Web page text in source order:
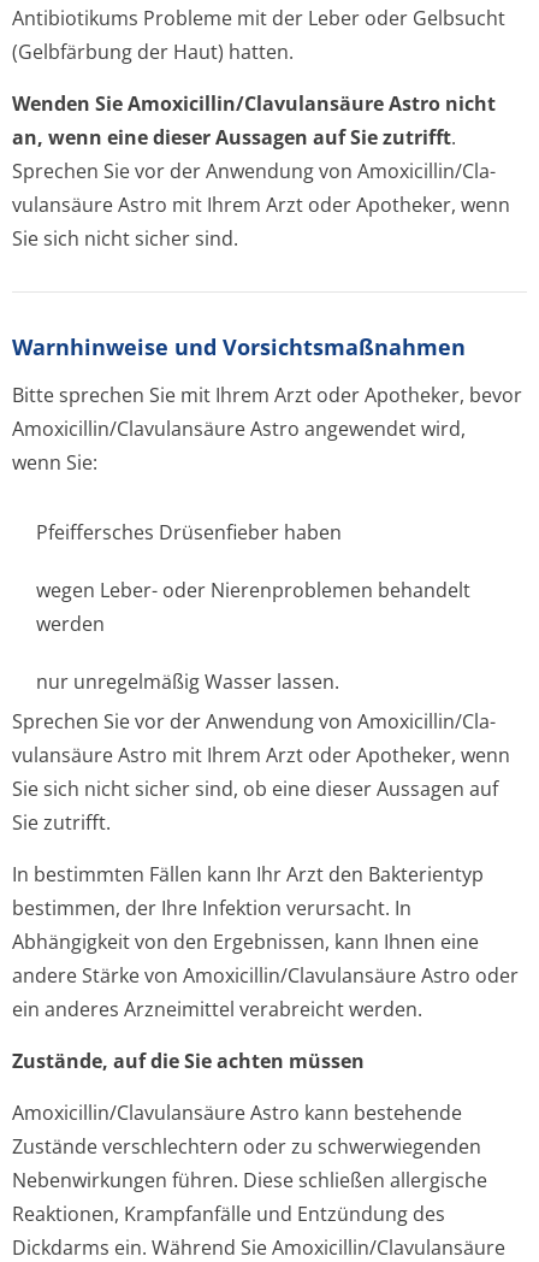
Antibiotikums Probleme mit der Leber oder Gelbsucht
(Gelbfärbung der Haut) hatten.
Wenden Sie Amoxicillin/Cla­vulansäure Astro nicht
an, wenn eine dieser Aussagen auf Sie zutrifft.
Sprechen Sie vor der Anwendung von Amoxicillin/Cla­
vulansäure Astro mit Ihrem Arzt oder Apotheker, wenn
Sie sich nicht sicher sind.
Warnhinweise und Vorsichtsmaßnahmen
Bitte sprechen Sie mit Ihrem Arzt oder Apotheker, bevor
Amoxicillin/Cla­vulansäure Astro angewendet wird,
wenn Sie:
Pfeiffersches Drüsenfieber haben
wegen Leber- oder Nierenproblemen behandelt
werden
nur unregelmäßig Wasser lassen.
Sprechen Sie vor der Anwendung von Amoxicillin/Cla­
vulansäure Astro mit Ihrem Arzt oder Apotheker, wenn
Sie sich nicht sicher sind, ob eine dieser Aussagen auf
Sie zutrifft.
In bestimmten Fällen kann Ihr Arzt den Bakterientyp
bestimmen, der Ihre Infektion verursacht. In
Abhängigkeit von den Ergebnissen, kann Ihnen eine
andere Stärke von Amoxicillin/Cla­vulansäure Astro oder
ein anderes Arzneimittel verabreicht werden.
Zustände, auf die Sie achten müssen
Amoxicillin/Cla­vulansäure Astro kann bestehende
Zustände verschlechtern oder zu schwerwiegenden
Nebenwirkungen führen. Diese schließen allergische
Reaktionen, Krampfanfälle und Entzündung des
Dickdarms ein. Während Sie Amoxicillin/Cla­vulansäure